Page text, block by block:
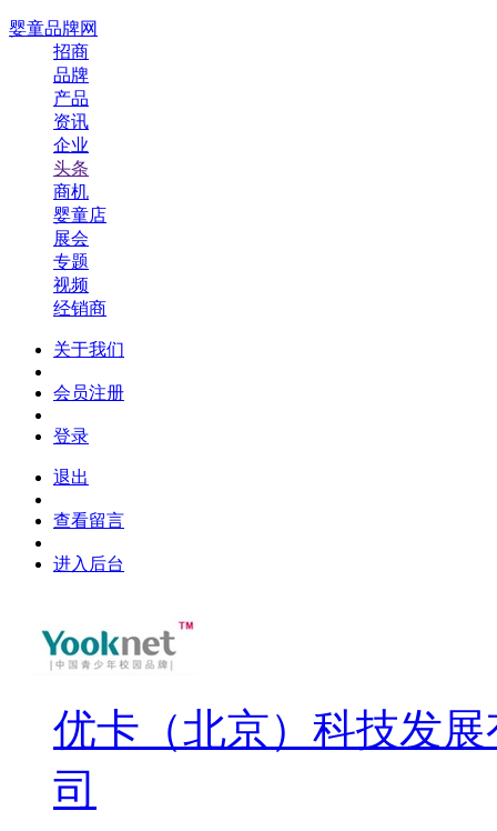
婴童品牌网
招商
品牌
产品
资讯
企业
头条
商机
婴童店
展会
专题
视频
经销商
关于我们
会员注册
登录
退出
查看留言
进入后台
优卡（北京）科技发
司